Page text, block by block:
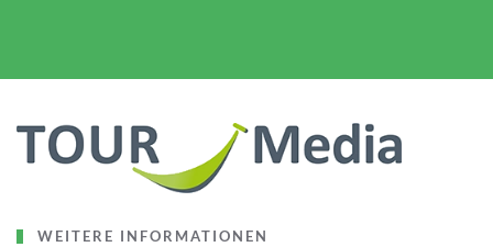
WEITERE INFORMATIONEN